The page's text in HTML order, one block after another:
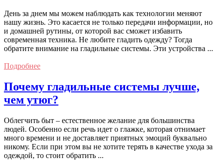
День за днем мы можем наблюдать как технологии меняют
нашу жизнь. Это касается не только передачи информации, но
и домашней рутины, от которой вас сможет избавить
современная техника. Не любите гладить одежду? Тогда
обратите внимание на гладильные системы. Эти устройства ...
Подробнее
Почему гладильные системы лучше,
чем утюг?
Облегчить быт – естественное желание для большинства
людей. Особенно если речь идет о глажке, которая отнимает
много времени и не доставляет приятных эмоций буквально
никому. Если при этом вы не хотите терять в качестве ухода за
одеждой, то стоит обратить ...